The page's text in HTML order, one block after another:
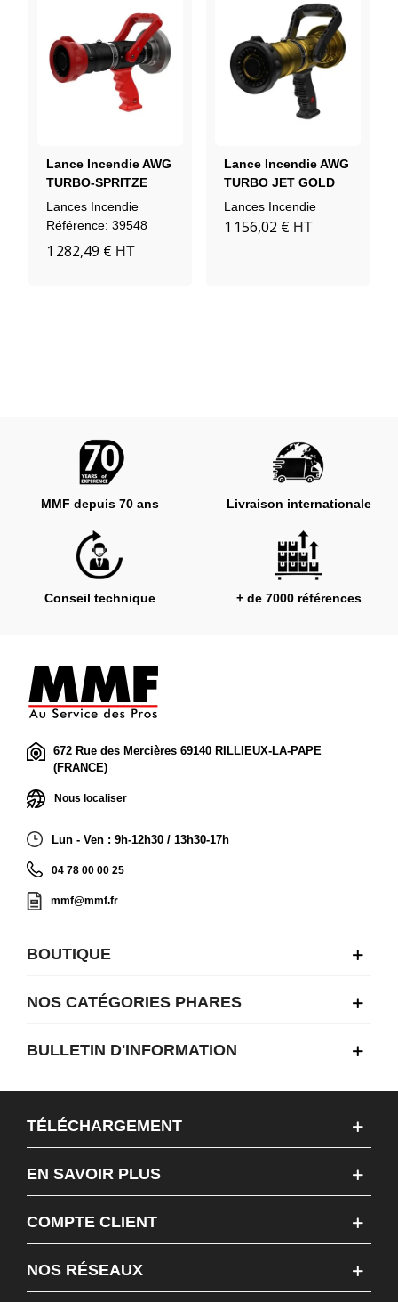
Lance Incendie AWG
TURBO-SPRITZE
2235
Lances Incendie
Référence: 39548
1 282,49 € HT
Lance Incendie AWG
TURBO JET GOLD
2235 SOLAS MED
Lances Incendie
1 156,02 € HT
MMF depuis 70 ans Livraison internationale
Conseil technique + de 7000 références
672 Rue des Mercières 69140 RILLIEUX-LA-PAPE
(FRANCE)
Nous localiser
Lun - Ven : 9h-12h30 / 13h30-17h
04 78 00 00 25
mmf@mmf.fr
BOUTIQUE
NOS CATÉGORIES PHARES
BULLETIN D'INFORMATION
TÉLÉCHARGEMENT
EN SAVOIR PLUS
COMPTE CLIENT
NOS RÉSEAUX